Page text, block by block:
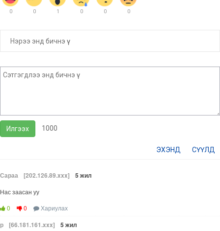
0 0 1 0 0 0
Илгээх 1000
ЭХЭНД СҮҮЛД
Сараа [202.126.89.xxx] 5 жил
Нас заасан уу
0
0 Хариулах
р [66.181.161.xxx] 5 жил